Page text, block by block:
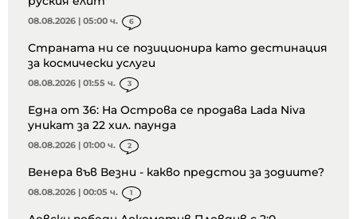
08.08.2026 | 05:00 ч. 6
Страната ни се позиционира като дестинация
за космически услуги
08.08.2026 | 01:55 ч. 3
Една от 36: На Острова се продава Lada Niva
уникат за 22 хил. паунда
08.08.2026 | 01:00 ч. 2
Венера във Везни - какво предстои за зодиите?
08.08.2026 | 00:05 ч. 1